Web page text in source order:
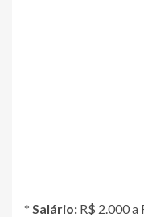
* Salário: R$ 2.000 a